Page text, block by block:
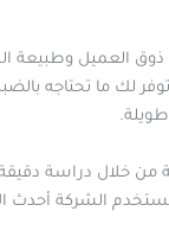
العميل وطبيعة
لك ما تحتاجه
من خلال دراسة
الشركة أحدث